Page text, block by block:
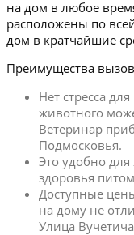
на дом в любое
расположены по
дом в кратчайшие
Преимущества
Нет стресса
животного
Ветеринар
Подмосковья.
Это удобно для
здоровья
Доступные
на дому не
Улица